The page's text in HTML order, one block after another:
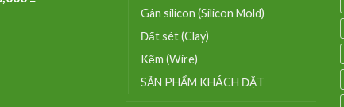
Gân silicon (Silicon Mold)
Đất sét (Clay)
Kẽm (Wire)
SẢN PHẨM KHÁCH ĐẶT